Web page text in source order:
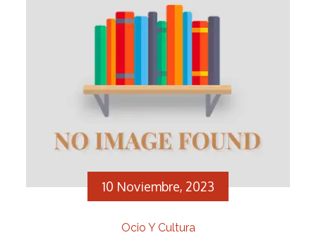
10 Noviembre, 2023
Ocio Y Cultura